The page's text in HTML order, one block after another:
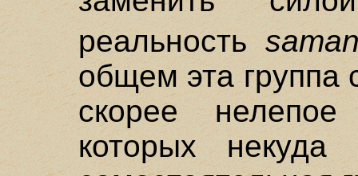
реальность
общем эта группа
скорее
которых